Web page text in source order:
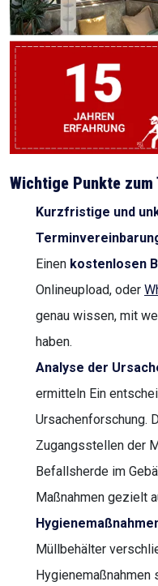
Wichtige Punkte zum
Kurzfristige und
Einen kostenlosen
Onlineupload, oder
genau wissen, mit
haben.
Analyse der
ermitteln Ein
Ursachenforschung.
Zugangsstellen der
Befallsherde im
Maßnahmen gezielt
Müllbehälter
Hygienemaßnahmen